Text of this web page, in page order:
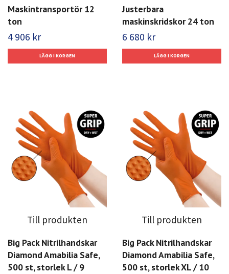
Maskintransportör 12
ton
4 906 kr
Justerbara
maskinskridskor 24 ton
6 680 kr
Till produkten
Big Pack Nitrilhandskar
Diamond Amabilia Safe,
500 st, storlek L / 9
Till produkten
Big Pack Nitrilhandskar
Diamond Amabilia Safe,
500 st, storlek XL / 10